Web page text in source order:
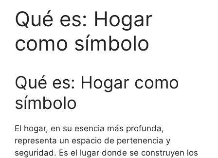
Qué es: Hogar
como símbolo
Qué es: Hogar como
símbolo
El hogar, en su esencia más profunda,
representa un espacio de pertenencia y
seguridad. Es el lugar donde se construyen los